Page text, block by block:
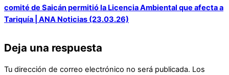
comité de Saicán permitió la Licencia Ambiental que afecta a
Tariquía | ANA Noticias (23.03.26)
Deja una respuesta
Tu dirección de correo electrónico no será publicada. Los